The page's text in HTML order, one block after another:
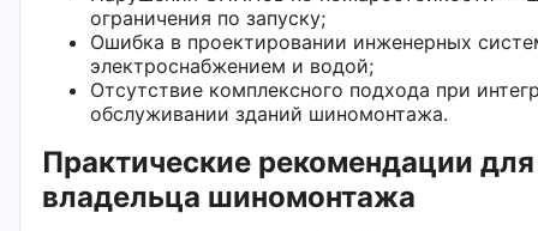
ограничения по запуску;
Ошибка в проектировании инженерных
электроснабжением и водой;
Отсутствие комплексного подхода при
обслуживании зданий шиномонтажа.
Практические рекомендации для
владельца шиномонтажа